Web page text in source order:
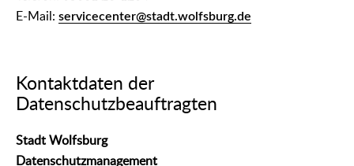
E-Mail: servicecenter@stadt.wolfsburg.de
Kontaktdaten der
Datenschutzbeauftragten
Stadt Wolfsburg
Datenschutzmanagement